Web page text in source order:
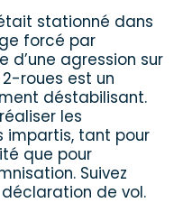
stationné dans
forcé par
d’une agression sur
2-roues est un
déstabilisant.
les
impartis, tant pour
que pour
Suivez
de vol.